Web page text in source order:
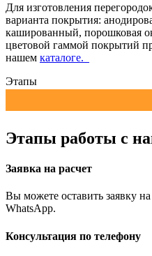
Для изготовления
варианта покрытия:
кашированный, порошковая
цветовой гаммой покрытий
нашем каталоге.
Этапы
Этапы работы с
Заявка на расчет
Вы можете оставить заявку
WhatsApp.
Консультация по телефону